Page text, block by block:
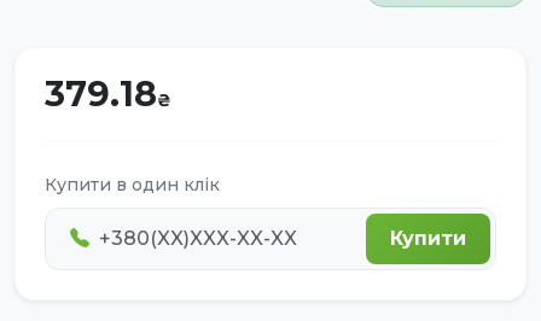
379.18
Купити в один клік
Купити